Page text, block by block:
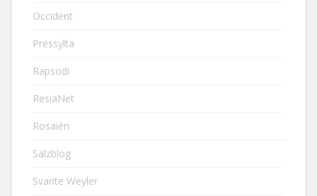
Occident
Pressylta
Rapsodi
ResiaNet
Rosaièn
Salzblog
Svante Weyler